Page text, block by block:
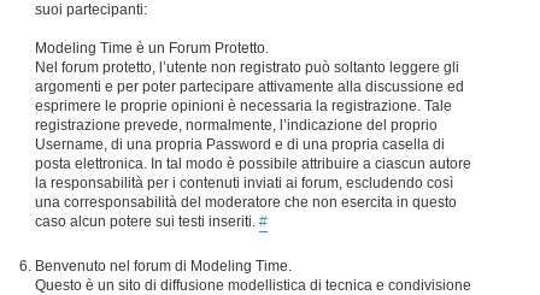
suoi partecipanti:
Modeling Time è un Forum Protetto.
Nel forum protetto, l’utente non registrato può soltanto leggere gli
argomenti e per poter partecipare attivamente alla discussione ed
esprimere le proprie opinioni è necessaria la registrazione. Tale
registrazione prevede, normalmente, l’indicazione del proprio
Username, di una propria Password e di una propria casella di
posta elettronica. In tal modo è possibile attribuire a ciascun autore
la responsabilità per i contenuti inviati ai forum, escludendo così
una corresponsabilità del moderatore che non esercita in questo
caso alcun potere sui testi inseriti. #
Benvenuto nel forum di Modeling Time.
Questo è un sito di diffusione modellistica di tecnica e condivisione